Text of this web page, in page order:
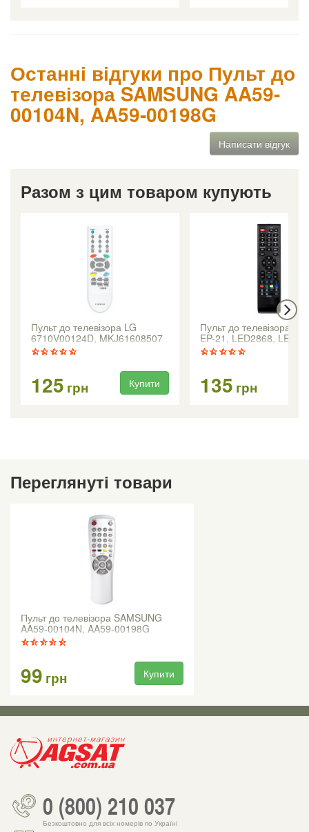
Останні відгуки про Пульт до
телевізора SAMSUNG AA59-
00104N, AA59-00198G
Написати відгук
Разом з цим товаром купують
Пульт до телевізора LG
6710V00124D, MKJ61608507
125 грн Купити
Пульт до телевізора
EP-21, LED2868, LED-
135 грн
Переглянуті товари
Пульт до телевізора SAMSUNG
AA59-00104N, AA59-00198G
99 грн Купити
0 (800) 210 037
Безкоштовно для всіх номерів по Україні